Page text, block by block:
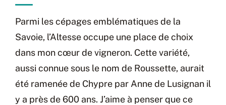
Parmi les cépages emblématiques de la
Savoie, l’Altesse occupe une place de choix
dans mon cœur de vigneron. Cette variété,
aussi connue sous le nom de Roussette, aurait
été ramenée de Chypre par Anne de Lusignan il
y a près de 600 ans. J’aime à penser que ce